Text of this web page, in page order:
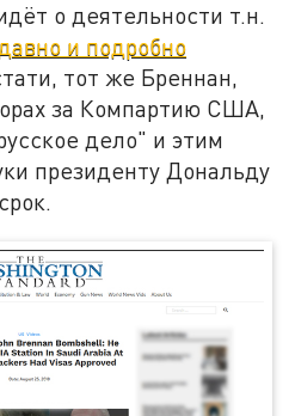
о деятельности т.н.
давно и подробно
тот же Бреннан,
за Компартию США,
дело" и этим
президенту Дональду